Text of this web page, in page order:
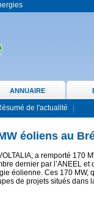
ANNUAIRE
de l'actualité
éoliens au
a remporté 170
dernier par l’ANEEL et
éolienne. Ces 170 MW,
de projets situés dans